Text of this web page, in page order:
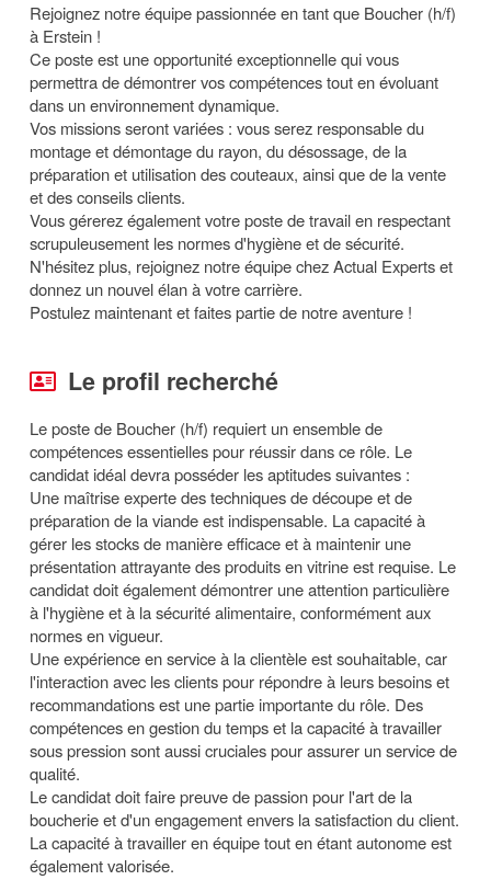
Rejoignez notre équipe passionnée en tant que Boucher (h/f)
à Erstein !
Ce poste est une opportunité exceptionnelle qui vous
permettra de démontrer vos compétences tout en évoluant
dans un environnement dynamique.
Vos missions seront variées : vous serez responsable du
montage et démontage du rayon, du désossage, de la
préparation et utilisation des couteaux, ainsi que de la vente
et des conseils clients.
Vous gérerez également votre poste de travail en respectant
scrupuleusement les normes d'hygiène et de sécurité.
N'hésitez plus, rejoignez notre équipe chez Actual Experts et
donnez un nouvel élan à votre carrière.
Postulez maintenant et faites partie de notre aventure !
Le profil recherché
Le poste de Boucher (h/f) requiert un ensemble de
compétences essentielles pour réussir dans ce rôle. Le
candidat idéal devra posséder les aptitudes suivantes :
Une maîtrise experte des techniques de découpe et de
préparation de la viande est indispensable. La capacité à
gérer les stocks de manière efficace et à maintenir une
présentation attrayante des produits en vitrine est requise. Le
candidat doit également démontrer une attention particulière
à l'hygiène et à la sécurité alimentaire, conformément aux
normes en vigueur.
Une expérience en service à la clientèle est souhaitable, car
l'interaction avec les clients pour répondre à leurs besoins et
recommandations est une partie importante du rôle. Des
compétences en gestion du temps et la capacité à travailler
sous pression sont aussi cruciales pour assurer un service de
qualité.
Le candidat doit faire preuve de passion pour l'art de la
boucherie et d'un engagement envers la satisfaction du client.
La capacité à travailler en équipe tout en étant autonome est
également valorisée.